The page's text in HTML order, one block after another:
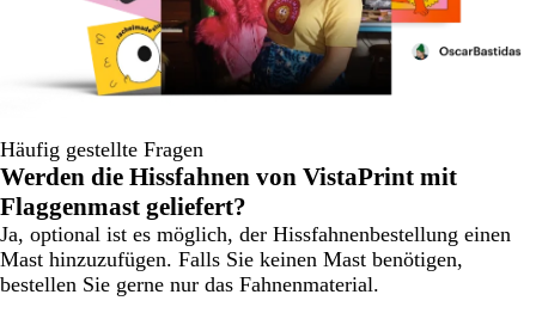
Häufig gestellte Fragen
Werden die Hissfahnen von VistaPrint mit
Flaggenmast geliefert?
Ja, optional ist es möglich, der Hissfahnenbestellung einen
Mast hinzuzufügen. Falls Sie keinen Mast benötigen,
bestellen Sie gerne nur das Fahnenmaterial.